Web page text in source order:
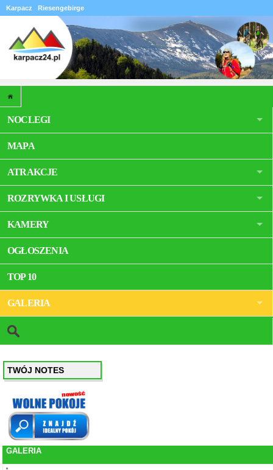
Karpacz Riesengebirge
NOCLEGI
MAPA
ATRAKCJE
ROZRYWKA I USŁUGI
KAMERY
OGŁOSZENIA
TOP 10
GALERIA
TWÓJ NOTES
GALERIA